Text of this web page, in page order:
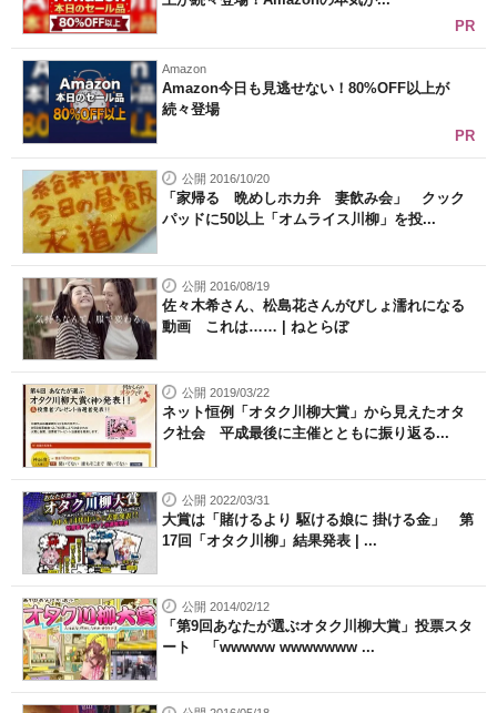
PR
Amazon
Amazon今日も見逃せない！80%OFF以上が
続々登場
PR
公開 2016/10/20
「家帰る 晩めしホカ弁 妻飲み会」 クック
パッドに50以上「オムライス川柳」を投...
公開 2016/08/19
佐々木希さん、松島花さんがびしょ濡れになる
動画 これは…… | ねとらぼ
公開 2019/03/22
ネット恒例「オタク川柳大賞」から見えたオタ
ク社会 平成最後に主催とともに振り返る...
公開 2022/03/31
大賞は「賭けるより 駆ける娘に 掛ける金」 第
17回「オタク川柳」結果発表 | ...
公開 2014/02/12
「第9回あなたが選ぶオタク川柳大賞」投票スタ
ート 「wwwww wwwwwww ...